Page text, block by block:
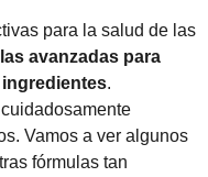
para la salud de las
avanzadas para
.
Vamos a ver algunos
fórmulas tan